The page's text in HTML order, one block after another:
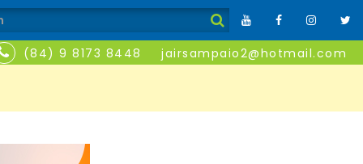
(84) 9 8173 8448 jairsampaio2@hotmail.com